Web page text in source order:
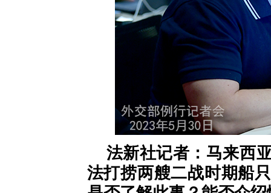
法新社记者：马来西
法打捞两艘二战时期船